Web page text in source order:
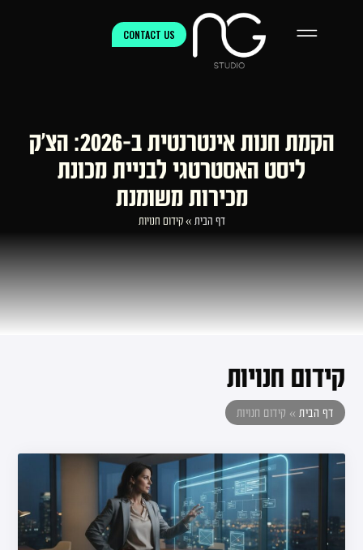
CONTACT US
הקמת חנות אינטרנטית ב-2026: הצ’ק
ליסט האסטרטגי לבניית מכונת
מכירות משומנת
דף הבית »קידום חנויות
קידום חנויות
דף הבית» קידום חנויות